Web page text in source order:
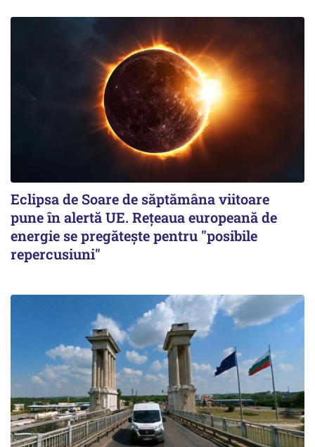
Eclipsa de Soare de săptămâna viitoare
pune în alertă UE. Rețeaua europeană de
energie se pregătește pentru "posibile
repercusiuni"